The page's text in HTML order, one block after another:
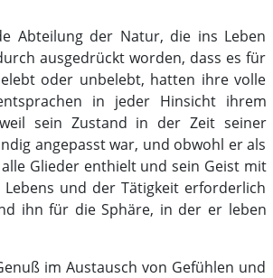
Abteilung der Natur, die ins Leben
ausgedrückt worden, dass es für
oder unbelebt, hatten ihre volle
in jeder Hinsicht ihrem
sein Zustand in der Zeit seiner
angepasst war, und obwohl er als
Glieder enthielt und sein Geist mit
und der Tätigkeit erforderlich
ihn für die Sphäre, in der er leben
im Austausch von Gefühlen und